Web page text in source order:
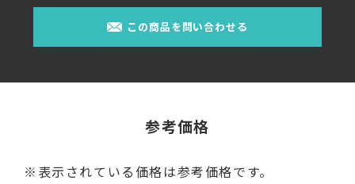
この商品を問い合わせる
参考価格
※表示されている価格は参考価格です。